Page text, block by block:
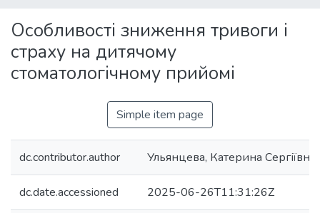
Statistics
Особливості зниження тривоги і
страху на дитячому
стоматологічному прийомі
Simple item page
dc.contributor.author Ульянцева, Катерина Сергіївна
dc.date.accessioned 2025-06-26T11:31:26Z